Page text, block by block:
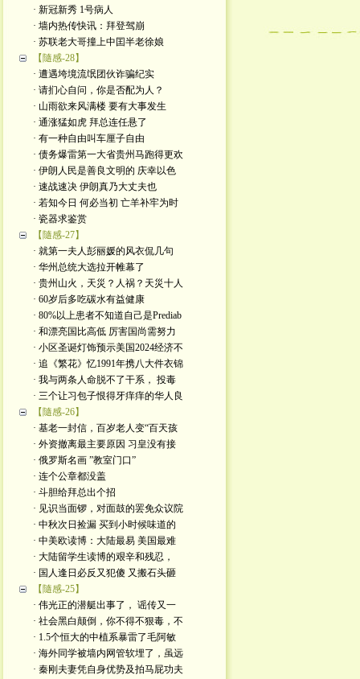
· 新冠新秀 1号病人
· 墙内热传快讯：拜登驾崩
· 苏联老大哥撞上中囯半老徐娘
【隨感-28】
· 遭遇垮境流氓团伙诈骗纪实
· 请扪心自问，你是否配为人？
· 山雨欲来风满楼 要有大事发生
· 通涨猛如虎 拜总连任悬了
· 有一种自由叫车厘子自由
· 债务爆雷第一大省贵州马跑得更欢
· 伊朗人民是善良文明的 庆幸以色
· 速战速决 伊朗真乃大丈夫也
· 若知今日 何必当初 亡羊补牢为时
· 瓷器求鉴赏
【隨感-27】
· 就第一夫人彭丽媛的风衣侃几句
· 华州总统大选拉开帷幕了
· 贵州山火，天災？人祸？天災十人
· 60岁后多吃碳水有益健康
· 80%以上患者不知道自己是Prediab
· 和漂亮国比高低 厉害国尚需努力
· 小区圣诞灯饰预示美国2024经济不
· 追《繁花》忆1991年携八大件衣锦
· 我与两条人命脱不了干系， 投毒
· 三个让习包子恨得牙痒痒的华人良
【隨感-26】
· 基老一封信，百岁老人变“百天孩
· 外资撤离最主要原因 习皇没有接
· 俄罗斯名画 ”教室门口”
· 连个公章都没盖
· 斗胆给拜总出个招
· 见识当面锣，对面鼓的罢免众议院
· 中秋次日捡漏 买到小时候味道的
· 中美欧读博：大陆最易 美国最难
· 大陆留学生读博的艰辛和残忍，
· 国人逢日必反又犯傻 又搬石头砸
【隨感-25】
· 伟光正的潜艇出事了， 谣传又一
· 社会黑白颠倒，你不得不狠毒，不
· 1.5个恒大的中植系暴雷了毛阿敏
· 海外同学被墙内网管软埋了，虽远
· 秦刚夫妻凭自身优势及拍马屁功夫